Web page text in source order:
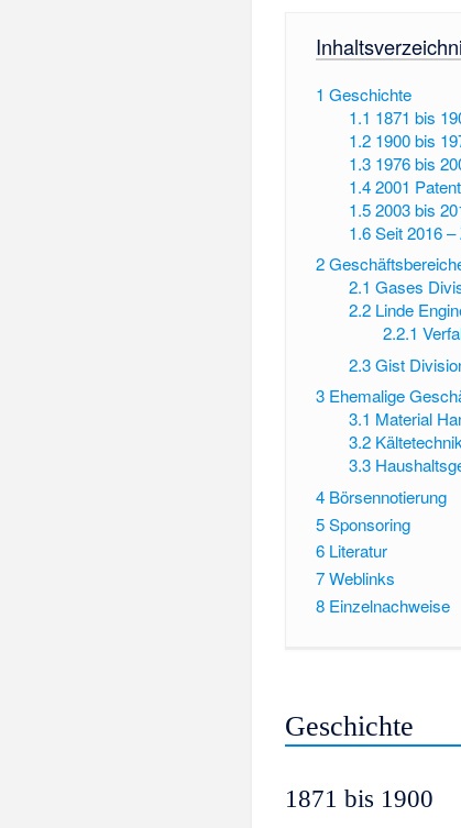
1 Geschichte
1.1 1871 bis
1.2 1900 bis
1.3 1976 bis
1.4 2001
1.5 2003 bis
1.6 Seit 2016
2
2.1 Gases
2.2 Linde
2.2.1
2.3 Gist
3 Ehemalige
3.1 Material
3.2
3.3
4 Börsennotierung
5Sponsoring
6 Literatur
7Weblinks
8 Einzelnachweise
Geschichte
1871 bis 1900